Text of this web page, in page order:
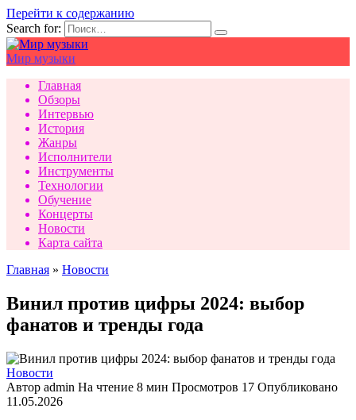
Перейти к содержанию
Search for:
Мир музыки
Главная
Обзоры
Интервью
История
Жанры
Исполнители
Инструменты
Технологии
Обучение
Концерты
Новости
Карта сайта
Главная » Новости
Винил против цифры 2024: выбор
фанатов и тренды года
Новости
Автор admin На чтение 8 мин Просмотров 17 Опубликовано
11.05.2026